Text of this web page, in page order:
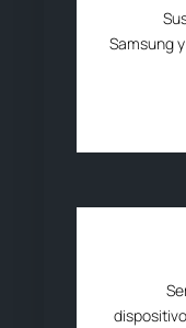
Samsung